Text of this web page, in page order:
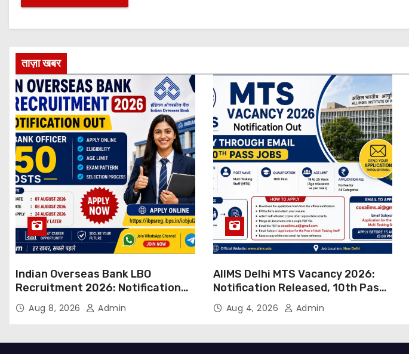
ताज़ा खबर
Indian Overseas Bank LBO
Recruitment 2026: Notification
Out for 250 Posts, Apply Online
Aug 8, 2026 Admin
AIIMS Delhi MTS Vacancy 2026:
Notification Released, 10th Pass
Candidates Can Apply Through
Email
Aug 4, 2026 Admin